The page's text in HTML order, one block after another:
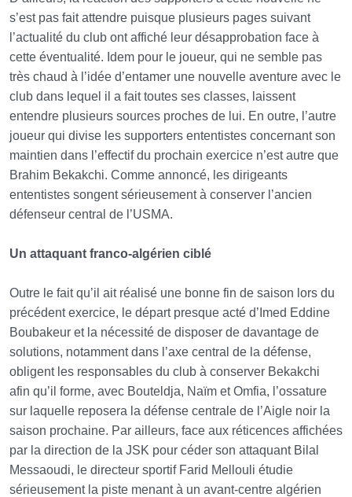
s’est pas fait attendre puisque plusieurs pages suivant
l’actualité du club ont affiché leur désapprobation face à
cette éventualité. Idem pour le joueur, qui ne semble pas
très chaud à l’idée d’entamer une nouvelle aventure avec le
club dans lequel il a fait toutes ses classes, laissent
entendre plusieurs sources proches de lui. En outre, l’autre
joueur qui divise les supporters ententistes concernant son
maintien dans l’effectif du prochain exercice n’est autre que
Brahim Bekakchi. Comme annoncé, les dirigeants
ententistes songent sérieusement à conserver l’ancien
défenseur central de l’USMA.
Un attaquant franco-algérien ciblé
Outre le fait qu’il ait réalisé une bonne fin de saison lors du
précédent exercice, le départ presque acté d’Imed Eddine
Boubakeur et la nécessité de disposer de davantage de
solutions, notamment dans l’axe central de la défense,
obligent les responsables du club à conserver Bekakchi
afin qu’il forme, avec Bouteldja, Naïm et Omfia, l’ossature
sur laquelle reposera la défense centrale de l’Aigle noir la
saison prochaine. Par ailleurs, face aux réticences affichées
par la direction de la JSK pour céder son attaquant Bilal
Messaoudi, le directeur sportif Farid Mellouli étudie
sérieusement la piste menant à un avant-centre algérien